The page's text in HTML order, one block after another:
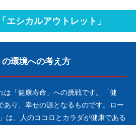
エシカルアウトレット」
の環境への考え方
は「健康寿命」への挑戦です。「健
あり、幸せの源となるものです。ロー
は、人のココロとカラダが健康である